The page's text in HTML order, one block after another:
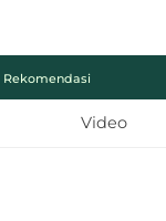
Rekomendasi
Video